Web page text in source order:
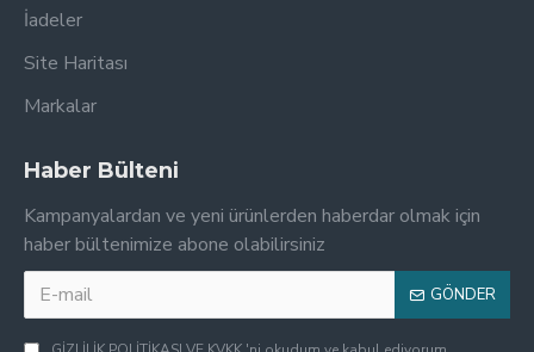
İadeler
Site Haritası
Markalar
Haber Bülteni
Kampanyalardan ve yeni ürünlerden haberdar olmak için
haber bültenimize abone olabilirsiniz
GÖNDER